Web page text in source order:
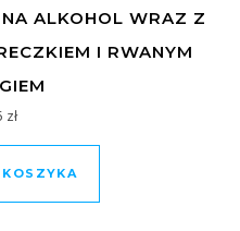
ALKOHOL WRAZ Z
I RWANYM
zł